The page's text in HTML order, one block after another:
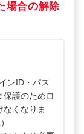
場合の解除
ンID・パス
保護のためロ
くなりま